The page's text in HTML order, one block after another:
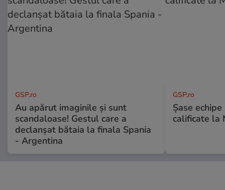
GSP.ro
Au apărut imaginile și sunt
scandaloase! Gestul care a
declanșat bătaia la finala Spania
- Argentina
GSP.ro
Șase
calificate la